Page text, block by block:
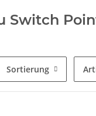
Switch
Sortierung